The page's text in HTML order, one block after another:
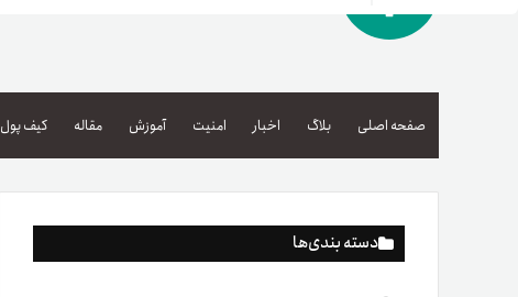
بازار تترلند
سرمایه‌گذاری آسان
صفحه اصلی بلاگ اخبار امنیت آموزش مقاله کیف پول
دسته بندی‌ها